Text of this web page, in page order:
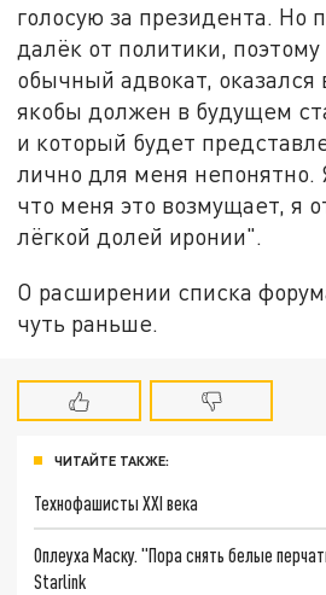
голосую за президента. Но
далёк от политики,
обычный адвокат, оказался
якобы должен в будущем
и который будет
лично для меня непонятно.
что меня это возмущает, я
лёгкой долей иронии".
О расширении списка
чуть раньше.
ЧИТАЙТЕ ТАКЖЕ:
Технофашисты XXI века
Оплеуха Маску. "Пора снять белые
Starlink